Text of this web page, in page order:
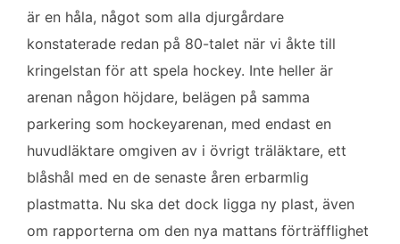
är en håla, något som alla djurgårdare
konstaterade redan på 80-talet när vi åkte till
kringelstan för att spela hockey. Inte heller är
arenan någon höjdare, belägen på samma
parkering som hockeyarenan, med endast en
huvudläktare omgiven av i övrigt träläktare, ett
blåshål med en de senaste åren erbarmlig
plastmatta. Nu ska det dock ligga ny plast, även
om rapporterna om den nya mattans förträfflighet